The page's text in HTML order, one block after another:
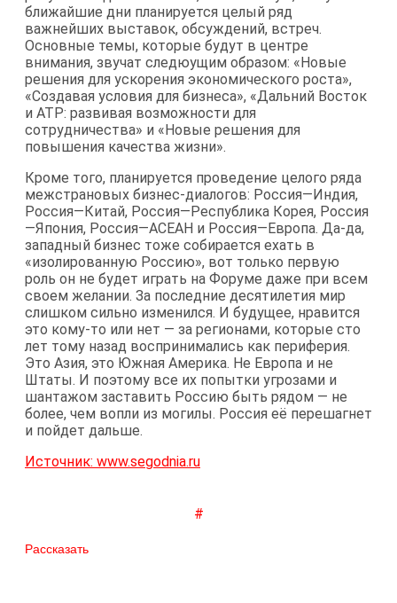
ближайшие дни планируется целый ряд
важнейших выставок, обсуждений, встреч.
Основные темы, которые будут в центре
внимания, звучат следюущим образом: «Новые
решения для ускорения экономического роста»,
«Создавая условия для бизнеса», «Дальний Восток
и АТР: развивая возможности для
сотрудничества» и «Новые решения для
повышения качества жизни».
Кроме того, планируется проведение целого ряда
межстрановых бизнес-диалогов: Россия—Индия,
Россия—Китай, Россия—Республика Корея, Россия
—Япония, Россия—АСЕАН и Россия—Европа. Да-да,
западный бизнес тоже собирается ехать в
«изолированную Россию», вот только первую
роль он не будет играть на Форуме даже при всем
своем желании. За последние десятилетия мир
слишком сильно изменился. И будущее, нравится
это кому-то или нет — за регионами, которые сто
лет тому назад воспринимались как периферия.
Это Азия, это Южная Америка. Не Европа и не
Штаты. И поэтому все их попытки угрозами и
шантажом заставить Россию быть рядом — не
более, чем вопли из могилы. Россия её перешагнет
и пойдет дальше.
Источник: www.segodnia.ru
#
Рассказать